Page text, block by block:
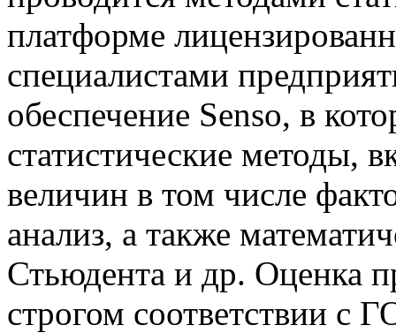
платформе
специалистами
обеспечение Senso, в
статистические
величин в том числе
анализ, а также
Стьюдента и др. Оценка
строгом соответствии с